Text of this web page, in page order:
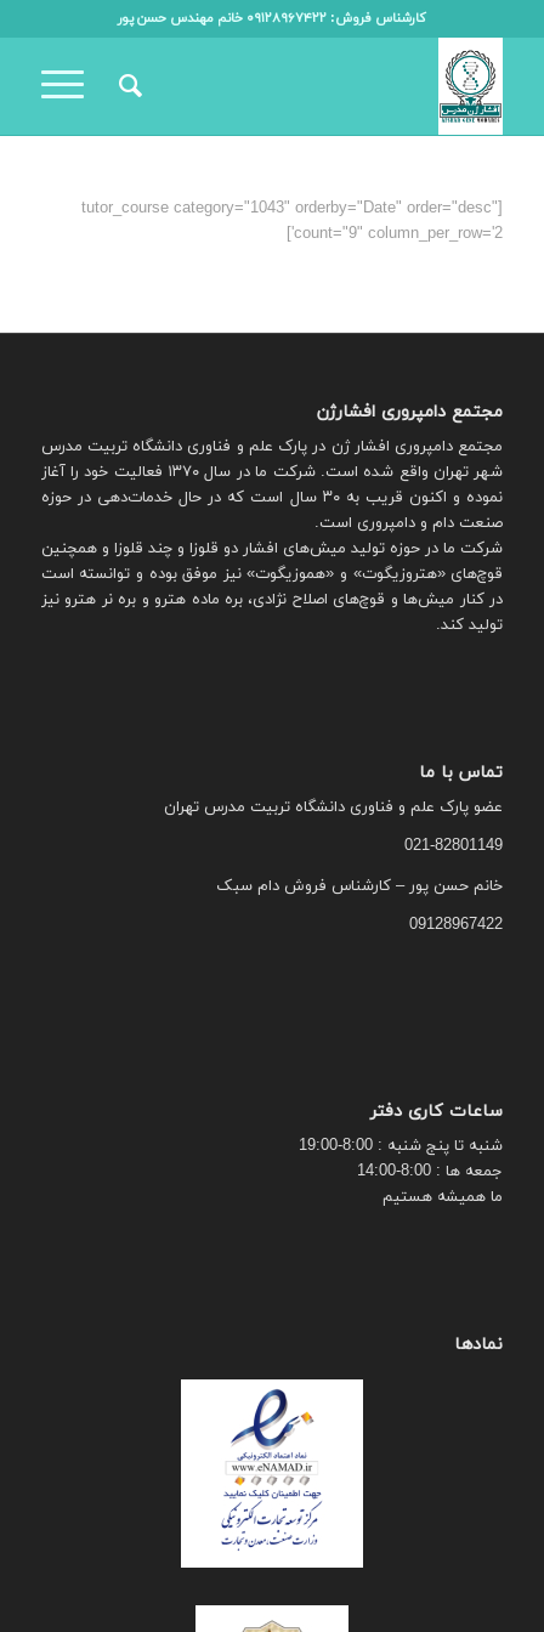
کارشناس فروش: ۰۹۱۲۸۹۶۷۴۲۲ خانم مهندس حسن پور
[tutor_course category="1043" orderby="Date" order="desc"
count="9" column_per_row='2']
مجتمع دامپروری افشارژن
مجتمع دامپروری افشار ژن در پارک علم و فناوری دانشگاه تربیت مدرس
شهر تهران واقع شده است. شرکت ما در سال ۱۳۷۰ فعالیت خود را آغاز
نموده و اکنون قریب به ۳۰ سال است که در حال خدمات‌دهی در حوزه
صنعت دام و دامپروری است.
شرکت ما در حوزه تولید میش‌های افشار دو قلوزا و چند قلوزا و همچنین
قوچ‌های «هتروزیگوت» و «هموزیگوت» نیز موفق بوده و توانسته است
در کنار میش‌ها و قوچ‌های اصلاح نژادی، بره ماده هترو و بره نر هترو نیز
تولید کند.
تماس با ما
عضو پارک علم و فناوری دانشگاه تربیت مدرس تهران
021-82801149
خانم حسن پور – کارشناس فروش دام سبک
09128967422
ساعات کاری دفتر
شنبه تا پنج شنبه : 8:00-19:00
جمعه ها : 8:00-14:00
ما همیشه هستیم
نمادها